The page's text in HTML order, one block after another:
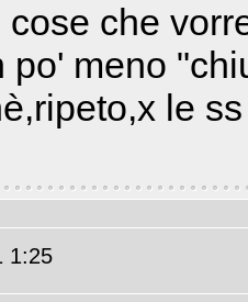
che
po' meno
le
1:25